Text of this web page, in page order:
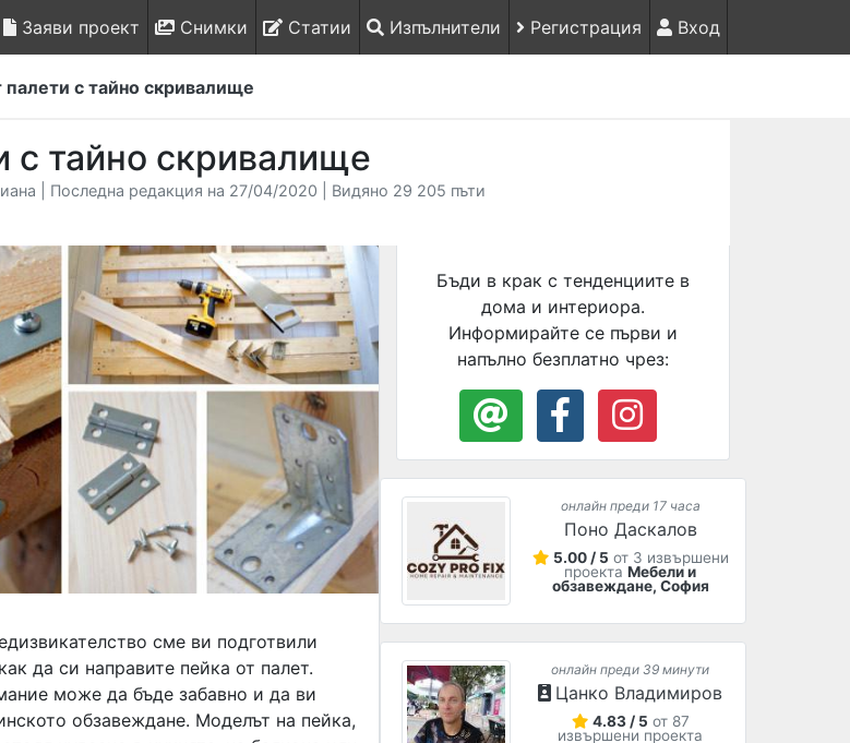
Заяви проект Снимки Статии Изпълнители Регистрация Вход
палети с тайно скривалище
с тайно скривалище
| Последна редакция на 27/04/2020 | Видяно 29 205 пъти
сме ви подготвили
да си направите пейка от палет.
може да бъде забавно и да ви
обзавеждане. Моделът на пейка,
Бъди в крак с тенденциите в
дома и интериора.
Информирайте се първи и
напълно безплатно чрез:
онлайн преди 17 часа
Поно Даскалов
5.00 / 5 от 3 извършени
проектаМебели и
обзавеждане, София
онлайн преди 39 минути
Цанко Владимиров
4.83 / 5 от 87
извършени проекта